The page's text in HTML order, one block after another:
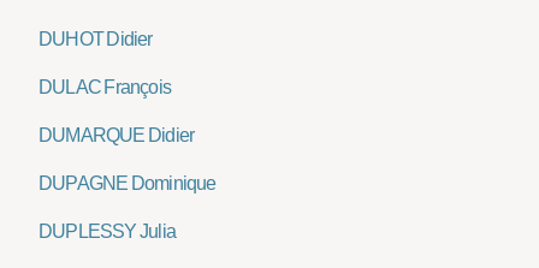
DUHOT Didier
DULAC François
DUMARQUE Didier
DUPAGNE Dominique
DUPLESSY Julia